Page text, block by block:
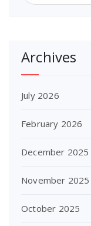
Archives
July 2026
February 2026
December 2025
November 2025
October 2025